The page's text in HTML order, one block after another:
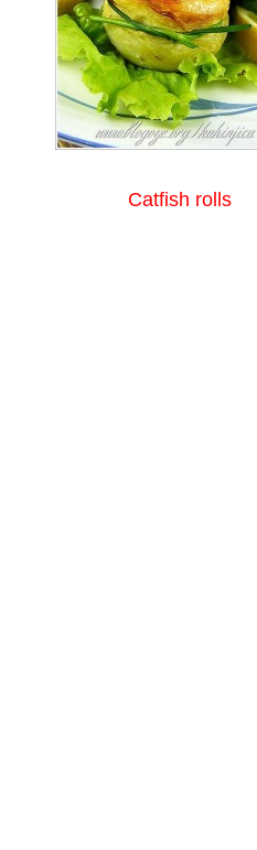
Catfish rolls